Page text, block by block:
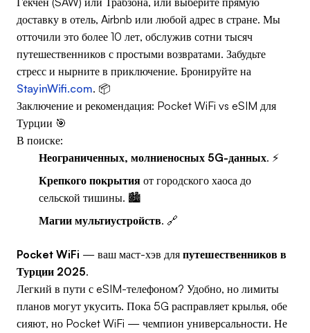
доставку в отель, Airbnb или любой адрес в стране. Мы
отточили это более 10 лет, обслужив сотни тысяч
путешественников с простыми возвратами. Забудьте
стресс и нырните в приключение. Бронируйте на
StayinWifi.com. 📦
Заключение и рекомендация: Pocket WiFi vs eSIM для
Турции 🎯
В поиске:
Неограниченных, молниеносных 5G-данных. ⚡
Крепкого покрытия от городского хаоса до
сельской тишины. 🏙️
Магии мультиустройств. 🔗
Pocket WiFi — ваш маст-хэв для путешественников в
Турции 2025.
Легкий в пути с eSIM-телефоном? Удобно, но лимиты
планов могут укусить. Пока 5G расправляет крылья, обе
сияют, но Pocket WiFi — чемпион универсальности. Не